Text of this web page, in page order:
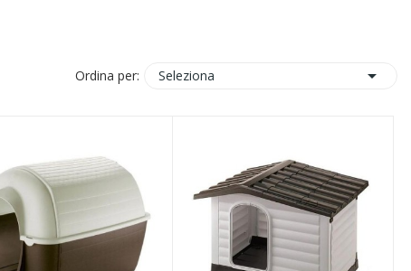
Ordina per: Seleziona 